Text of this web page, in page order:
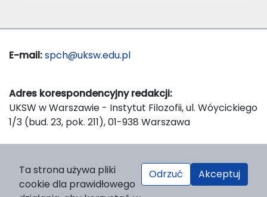
E-mail:spch@uksw.edu.pl
Adres korespondencyjny redakcji:
UKSW w Warszawie - Instytut Filozofii, ul. Wóycickiego
1/3 (bud. 23, pok. 211), 01-938 Warszawa
Wydawnictwo Naukowe UKSW, ul. Dewajtis 5, domek
nr 2, 01-815 Warszawa
Ta strona używa pliki
cookie dla prawidłowego
Odrzuć Akceptuj